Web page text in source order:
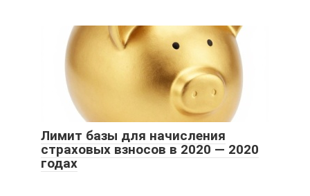
Лимит базы для начисления
страховых взносов в 2020 — 2020
годах